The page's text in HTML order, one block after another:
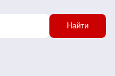
Найти